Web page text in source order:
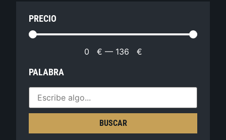
PRECIO
0 € — 136 €
PALABRA
BUSCAR